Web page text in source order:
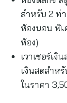
สำหรับ 2 ท่
ห้องนอน พิเ
ห้อง)
เวาเชอร์เงิ
เงินสดสำห
ในราคา